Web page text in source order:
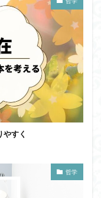
やすく
哲学